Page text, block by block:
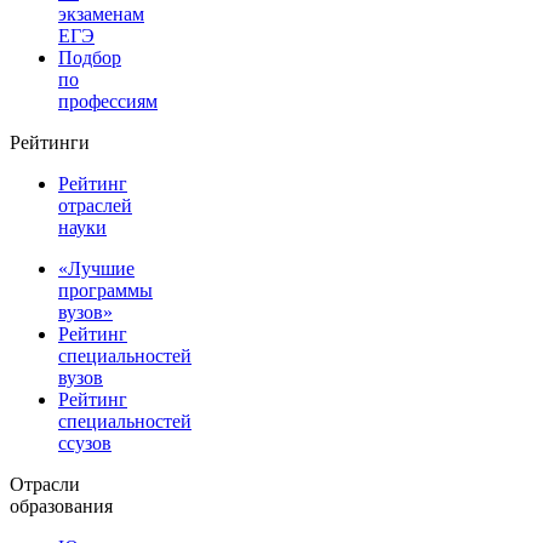
экзаменам
ЕГЭ
Подбор
по
профессиям
Рейтинги
Рейтинг
отраслей
науки
«Лучшие
программы
вузов»
Рейтинг
специальностей
вузов
Рейтинг
специальностей
ссузов
Отрасли
образования